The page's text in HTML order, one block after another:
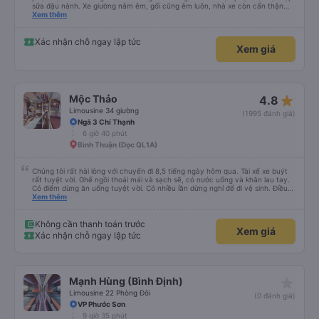
sữa đậu nành. Xe giường nằm êm, gối cũng êm luôn, nhà xe còn cẩn thận
treo thêm ở mỗi giường một cái giỏ nhỏ để đựng chai nước uống tránh rớt.
ngoài (với số tiền bỏ ra cho tuyến đường như vậy thì thấy rất tốt)
Xem thêm
Xác nhận chỗ ngay lập tức
Xem giá
Mộc Thảo
Limousine 34 giường
4.8 star_rate
(1995 đánh giá)
Ngã 3 Chí Thạnh
6 giờ 40 phút
Bình Thuận (Dọc QL1A)
Chúng tôi rất hài lòng với chuyến đi 8,5 tiếng ngày hôm qua. Tài xế xe buýt
rất tuyệt vời. Ghế ngồi thoải mái và sạch sẽ, có nước uống và khăn lau tay.
Có điểm dừng ăn uống tuyệt vời. Có nhiều lần dừng nghỉ để đi vệ sinh. Điều
duy nhất tôi muốn đề xuất để cải thiện là cho phép thanh toán bằng thẻ
Xem thêm
Không cần thanh toán trước
Xác nhận chỗ ngay lập tức
Xem giá
Mạnh Hùng (Bình Định)
Limousine 22 Phòng Đôi
(0 đánh giá)
VP Phước Sơn
9 giờ 35 phút